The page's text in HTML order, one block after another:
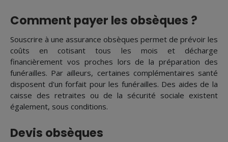
Comment payer les obsèques ?
Souscrire à une assurance obsèques permet de prévoir les
coûts en cotisant tous les mois et décharge
financièrement vos proches lors de la préparation des
funérailles. Par ailleurs, certaines complémentaires santé
disposent d'un forfait pour les funérailles. Des aides de la
caisse des retraites ou de la sécurité sociale existent
également, sous conditions.
Devis obsèques